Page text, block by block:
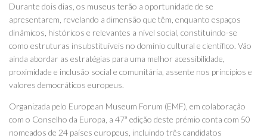
Durante dois dias, os museus terão a oportunidade de se
apresentarem, revelando a dimensão que têm, enquanto espaços
dinâmicos, históricos e relevantes a nível social, constituindo-se
como estruturas insubstituíveis no domínio cultural e científico. Vão
ainda abordar as estratégias para uma melhor acessibilidade,
proximidade e inclusão social e comunitária, assente nos princípios e
valores democráticos europeus.
Organizada pelo European Museum Forum (EMF), em colaboração
com o Conselho da Europa, a 47ª edição deste prémio conta com 50
nomeados de 24 países europeus, incluindo três candidatos